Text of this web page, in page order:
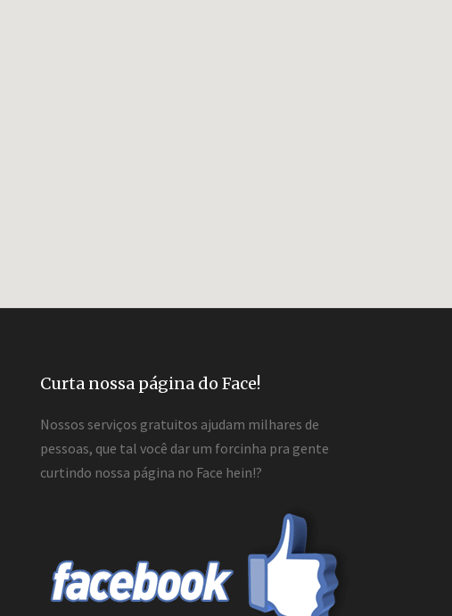
Curta nossa página do Face!
Nossos serviços gratuitos ajudam milhares de
pessoas, que tal você dar um forcinha pra gente
curtindo nossa página no Face hein!?